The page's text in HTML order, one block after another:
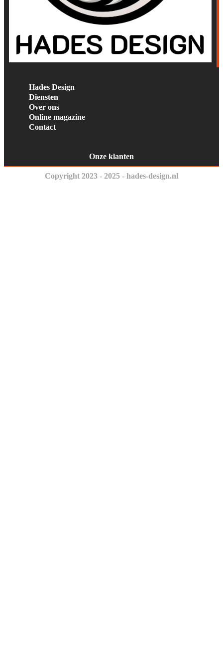
Hades Design
Diensten
Over ons
Online magazine
Contact
Onze klanten
Copyright 2023 - 2025 - hades-design.nl